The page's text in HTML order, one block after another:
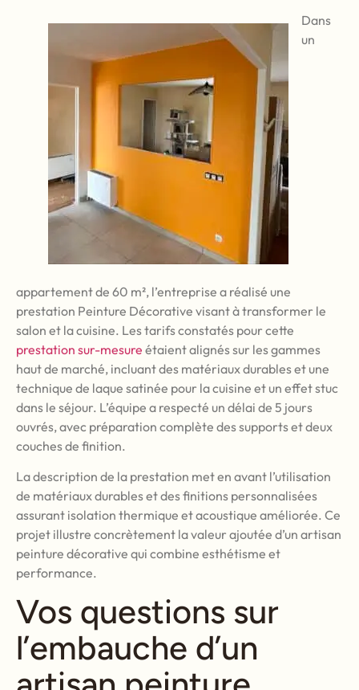
Dans
un
appartement de 60 m², l’entreprise a réalisé une
prestation Peinture Décorative visant à transformer le
salon et la cuisine. Les tarifs constatés pour cette
prestation sur-mesure étaient alignés sur les gammes
haut de marché, incluant des matériaux durables et une
technique de laque satinée pour la cuisine et un effet stuc
dans le séjour. L’équipe a respecté un délai de 5 jours
ouvrés, avec préparation complète des supports et deux
couches de finition.
La description de la prestation met en avant l’utilisation
de matériaux durables et des finitions personnalisées
assurant isolation thermique et acoustique améliorée. Ce
projet illustre concrètement la valeur ajoutée d’un artisan
peinture décorative qui combine esthétisme et
performance.
Vos questions sur
l’embauche d’un